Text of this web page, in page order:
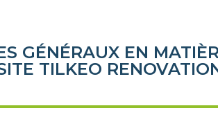
GÉNÉRAUX EN
TILKEO